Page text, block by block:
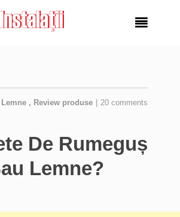

, Review produse 20 comments
De Rumeguș
Lemne?